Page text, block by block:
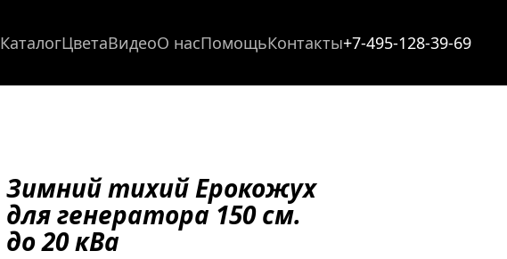
КаталогЦветаВидеоО насПомощьКонтакты+7-495-128-39-69
Зимний тихий Ерокожух
для генератора 150 см.
до 20 кВа